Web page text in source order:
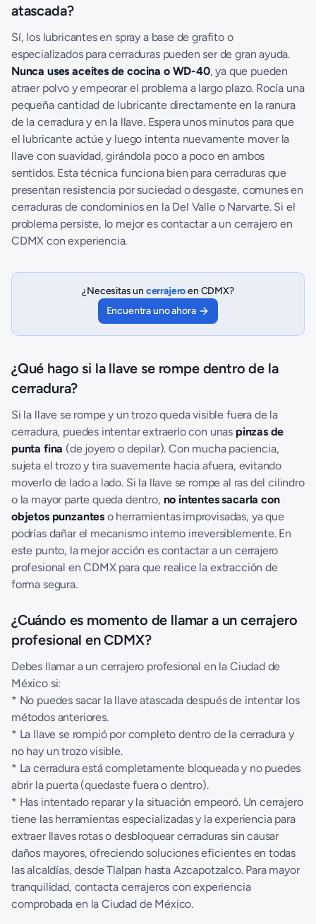
atascada?
Sí, los lubricantes en spray a base de grafito o
especializados para cerraduras pueden ser de gran ayuda.
Nunca uses aceites de cocina o WD-40, ya que pueden
atraer polvo y empeorar el problema a largo plazo. Rocía una
pequeña cantidad de lubricante directamente en la ranura
de la cerradura y en la llave. Espera unos minutos para que
el lubricante actúe y luego intenta nuevamente mover la
llave con suavidad, girándola poco a poco en ambos
sentidos. Esta técnica funciona bien para cerraduras que
presentan resistencia por suciedad o desgaste, comunes en
cerraduras de condominios en la Del Valle o Narvarte. Si el
problema persiste, lo mejor es contactar a un cerrajero en
CDMX con experiencia.
¿Necesitas un cerrajeroen CDMX?
Encuentra uno ahora
¿Qué hago si la llave se rompe dentro de la
cerradura?
Si la llave se rompe y un trozo queda visible fuera de la
cerradura, puedes intentar extraerlo con unas pinzas de
punta fina (de joyero o depilar). Con mucha paciencia,
sujeta el trozo y tira suavemente hacia afuera, evitando
moverlo de lado a lado. Si la llave se rompe al ras del cilindro
o la mayor parte queda dentro, no intentes sacarla con
objetos punzantes o herramientas improvisadas, ya que
podrías dañar el mecanismo interno irreversiblemente. En
este punto, la mejor acción es contactar a un cerrajero
profesional en CDMX para que realice la extracción de
forma segura.
¿Cuándo es momento de llamar a un cerrajero
profesional en CDMX?
Debes llamar a un cerrajero profesional en la Ciudad de
México si:
* No puedes sacar la llave atascada después de intentar los
métodos anteriores.
* La llave se rompió por completo dentro de la cerradura y
no hay un trozo visible.
* La cerradura está completamente bloqueada y no puedes
abrir la puerta (quedaste fuera o dentro).
* Has intentado reparar y la situación empeoró. Un cerrajero
tiene las herramientas especializadas y la experiencia para
extraer llaves rotas o desbloquear cerraduras sin causar
daños mayores, ofreciendo soluciones eficientes en todas
las alcaldías, desde Tlalpan hasta Azcapotzalco. Para mayor
tranquilidad, contacta cerrajeros con experiencia
comprobada en la Ciudad de México.